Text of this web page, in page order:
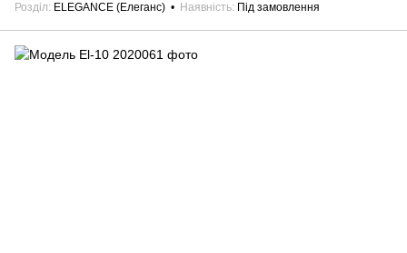
Розділ ELEGANCE (Елеганс) Наявність Під замовлення